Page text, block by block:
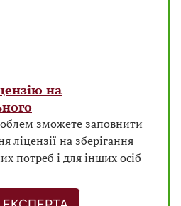
на
зможете заповнити
ліцензії на зберігання
потреб і для інших осіб